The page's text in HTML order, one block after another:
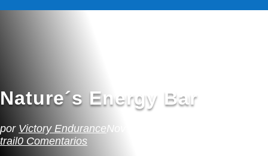
Nature´s Energy Bar
por Victory EnduranceNov 30, 2017
trail0 Comentarios